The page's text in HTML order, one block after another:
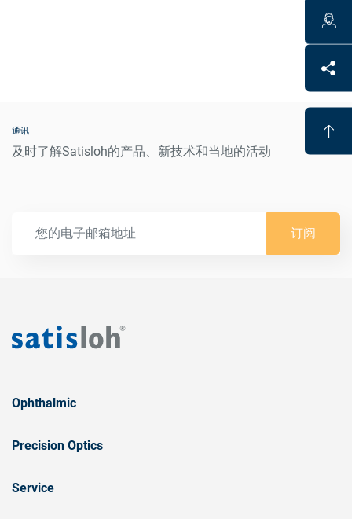
通讯
及时了解Satisloh的产品、新技术和当地的活动
订阅
Ophthalmic
Precision Optics
Service